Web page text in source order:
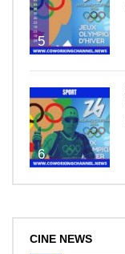
5
6
CINE NEWS